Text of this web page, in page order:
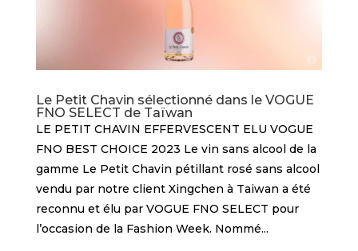
Le Petit Chavin sélectionné dans le VOGUE
FNO SELECT de Taïwan
LE PETIT CHAVIN EFFERVESCENT ELU VOGUE
FNO BEST CHOICE 2023 Le vin sans alcool de la
gamme Le Petit Chavin pétillant rosé sans alcool
vendu par notre client Xingchen à Taiwan a été
reconnu et élu par VOGUE FNO SELECT pour
l’occasion de la Fashion Week. Nommé...